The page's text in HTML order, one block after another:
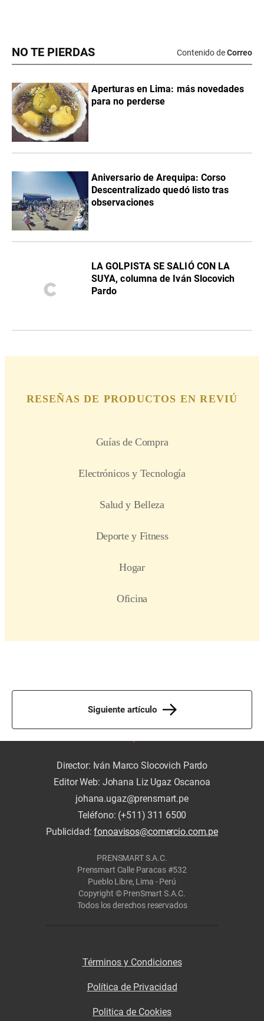
NO TE PIERDAS Contenido deCorreo
Aperturas en Lima: más novedades
para no perderse
Aniversario de Arequipa: Corso
Descentralizado quedó listo tras
observaciones
LA GOLPISTA SE SALIÓ CON LA
SUYA, columna de Iván Slocovich
Pardo
Siguiente artículo
Director: Iván Marco Slocovich Pardo
Editor Web: Johana Liz Ugaz Oscanoa
johana.ugaz@prensmart.pe
Teléfono: (+511) 311 6500
Publicidad:fonoavisos@comercio.com.pe
PRENSMART S.A.C.
Prensmart Calle Paracas #532
Pueblo Libre, Lima - Perú
Copyright © PrenSmart S.A.C.
Todos los derechos reservados
Términos y Condiciones
Política de Privacidad
Politica de Cookies